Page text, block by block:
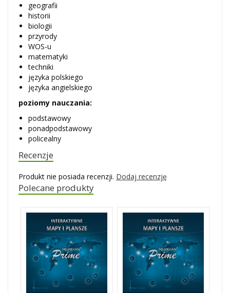
geografii
historii
biologii
przyrody
WOS-u
matematyki
techniki
języka polskiego
języka angielskiego
poziomy nauczania:
podstawowy
ponadpodstawowy
policealny
Recenzje
Produkt nie posiada recenzji. Dodaj recenzję
Polecane produkty